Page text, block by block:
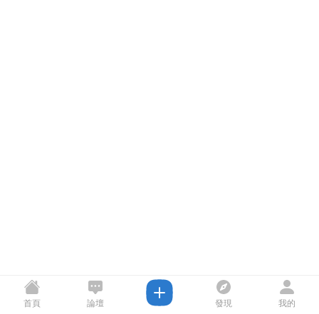
首頁 論壇 發現 我的